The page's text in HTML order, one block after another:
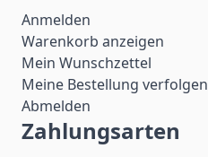
Anmelden
Warenkorb anzeigen
Mein Wunschzettel
Meine Bestellung verfolgen
Abmelden
Zahlungsarten